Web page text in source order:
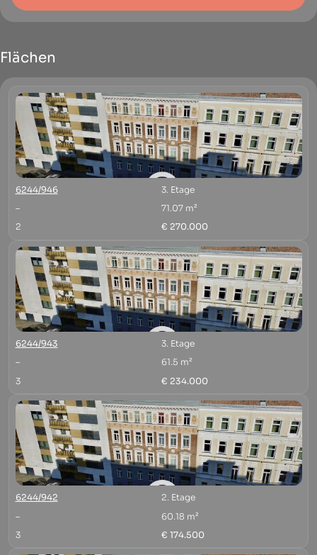
Flächen
6244/946
3. Etage
–
71.07 m²
2
€ 270.000
6244/943
3. Etage
–
61.5 m²
3
€ 234.000
6244/942
2. Etage
–
60.18 m²
3
€ 174.500